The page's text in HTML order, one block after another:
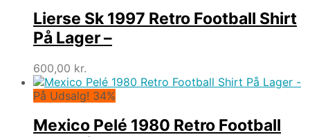
Lierse Sk 1997 Retro Football Shirt
På Lager –
600,00 kr.
På Udsalg! 34%
Mexico Pelé 1980 Retro Football